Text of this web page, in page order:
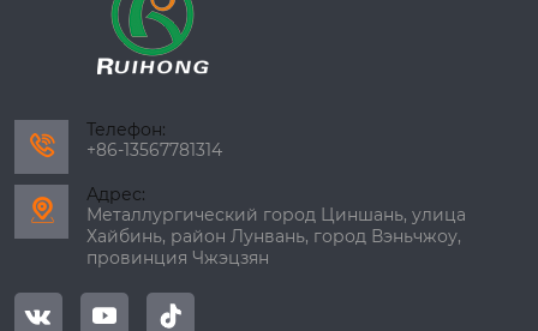

Телефон:
+86-13567781314

Адрес:
Металлургический город Циншань, улица
Хайбинь, район Лунвань, город Вэньчжоу,
провинция Чжэцзян
  